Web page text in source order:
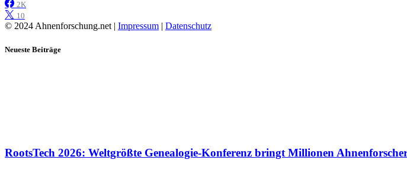
2K
10
© 2024 Ahnenforschung.net | Impressum Datenschutz
Neueste Beiträge
RootsTech 2026: Weltgrößte Genealogie-Konferenz bringt Millionen